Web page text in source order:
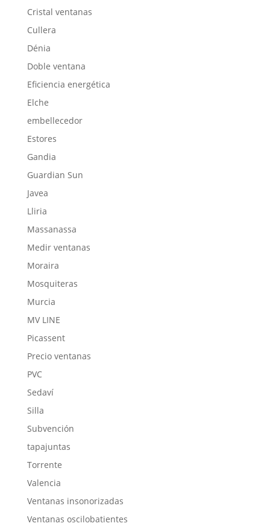
Cristal ventanas
Cullera
Dénia
Doble ventana
Eficiencia energética
Elche
embellecedor
Estores
Gandia
Guardian Sun
Javea
Lliria
Massanassa
Medir ventanas
Moraira
Mosquiteras
Murcia
MV LINE
Picassent
Precio ventanas
PVC
Sedaví
Silla
Subvención
tapajuntas
Torrente
Valencia
Ventanas insonorizadas
Ventanas oscilobatientes